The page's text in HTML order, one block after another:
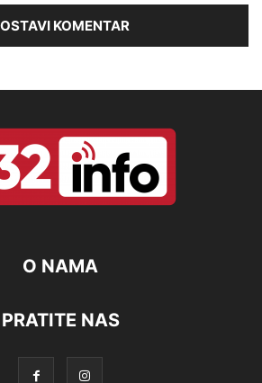
O NAMA
PRATITE NAS